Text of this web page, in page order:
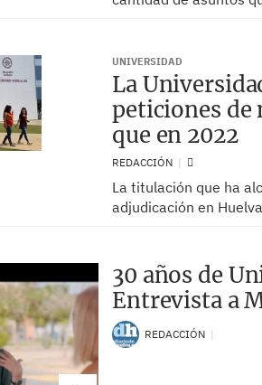
UNIVERSIDAD
La
peticiones de
que en 2022
REDACCIÓN
La titulación que ha
adjudicación en
30 años de
Entrevista a
REDACCIÓN